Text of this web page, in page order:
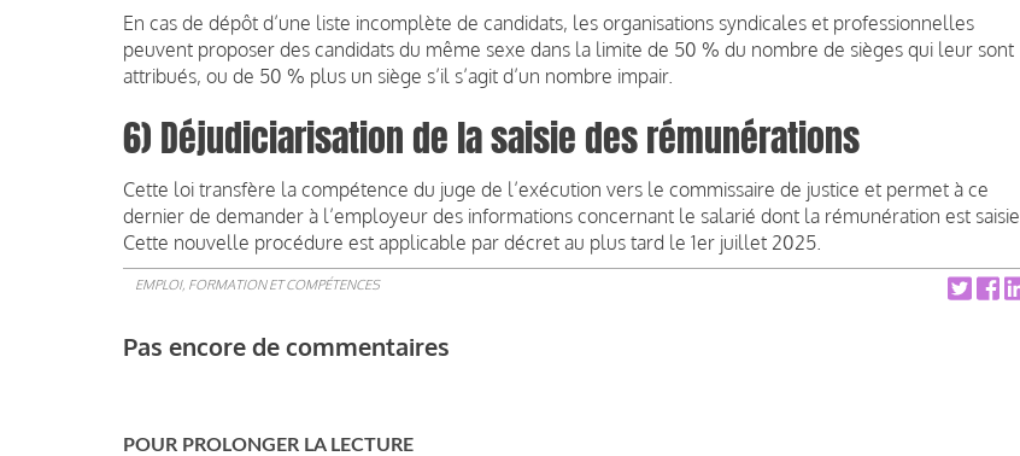
En cas de dépôt d’une liste incomplète de candidats, les organisations syndicales et professionnelles
peuvent proposer des candidats du même sexe dans la limite de 50 % du nombre de sièges qui leur sont
attribués, ou de 50 % plus un siège s’il s’agit d’un nombre impair.
6) Déjudiciarisation de la saisie des rémunérations
Cette loi transfère la compétence du juge de l’exécution vers le commissaire de justice et permet à ce
dernier de demander à l’employeur des informations concernant le salarié dont la rémunération est saisie.
Cette nouvelle procédure est applicable par décret au plus tard le 1er juillet 2025.
EMPLOI, FORMATION ET COMPÉTENCES
Pas encore de commentaires
POUR PROLONGER LA LECTURE